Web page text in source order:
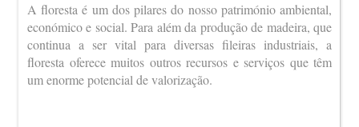
A floresta é um dos pilares do nosso património ambiental,
económico e social. Para além da produção de madeira, que
continua a ser vital para diversas fileiras industriais, a
floresta oferece muitos outros recursos e serviços que têm
um enorme potencial de valorização.